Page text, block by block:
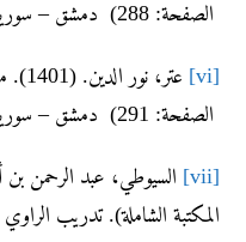
الصفحة: 288) دمشق – سورية : دار الفكر
[vi]
عتر،
الصفحة: 291) دمشق – سورية : دار الفكر
[vii]